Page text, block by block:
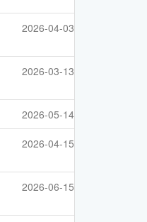
2026-04-03
2026-03-13
2026-05-14
2026-04-15
2026-06-15